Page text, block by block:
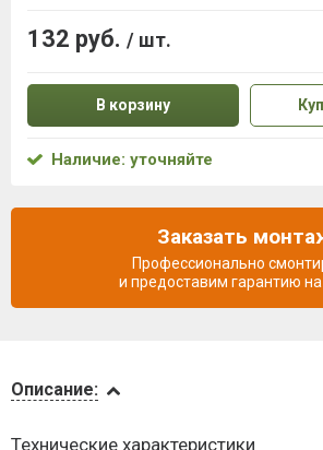
и оплата
Описание:
Технические характеристики
132 руб. / шт.
В корзину
Наличие: уточняйте
Заказать
Профессионально
и предоставим гарантию